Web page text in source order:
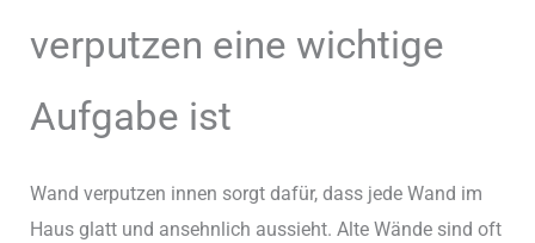
verputzen eine wichtige
Aufgabe ist
Wand verputzen innen sorgt dafür, dass jede Wand im
Haus glatt und ansehnlich aussieht. Alte Wände sind oft